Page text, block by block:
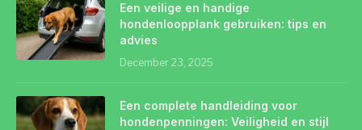
Een veilige en handige
hondenloopplank gebruiken: tips en
advies
December 23, 2025
Een complete handleiding voor
hondenpenningen: Veiligheid en stijl